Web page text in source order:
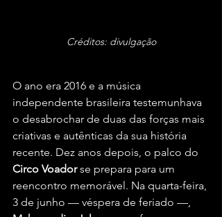
Créditos: divulgação
O ano era 2016 e a música
independente brasileira testemunhava
o desabrochar de duas das forças mais
criativas e autênticas da sua história
recente. Dez anos depois, o palco do
Circo Voador se prepara para um
reencontro memorável. Na quarta-feira,
3 de junho — véspera de feriado —,